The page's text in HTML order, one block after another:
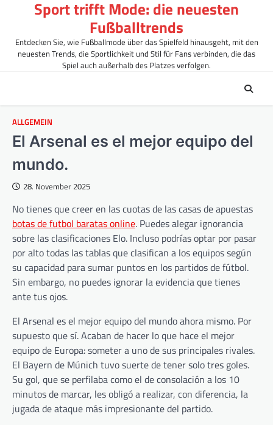
content
Sport trifft Mode: die neuesten
Fußballtrends
Entdecken Sie, wie Fußballmode über das Spielfeld hinausgeht, mit den
neuesten Trends, die Sportlichkeit und Stil für Fans verbinden, die das
Spiel auch außerhalb des Platzes verfolgen.
ALLGEMEIN
El Arsenal es el mejor equipo del
mundo.
28. November 2025
No tienes que creer en las cuotas de las casas de apuestas
botas de futbol baratas online. Puedes alegar ignorancia
sobre las clasificaciones Elo. Incluso podrías optar por pasar
por alto todas las tablas que clasifican a los equipos según
su capacidad para sumar puntos en los partidos de fútbol.
Sin embargo, no puedes ignorar la evidencia que tienes
ante tus ojos.
El Arsenal es el mejor equipo del mundo ahora mismo. Por
supuesto que sí. Acaban de hacer lo que hace el mejor
equipo de Europa: someter a uno de sus principales rivales.
El Bayern de Múnich tuvo suerte de tener solo tres goles.
Su gol, que se perfilaba como el de consolación a los 10
minutos de marcar, les obligó a realizar, con diferencia, la
jugada de ataque más impresionante del partido.